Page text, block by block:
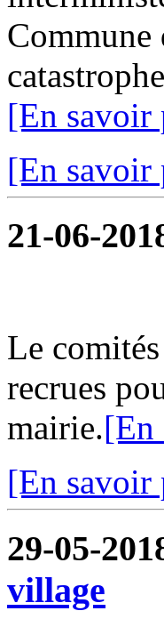
Commune
[En savoir
[En savoir
21-06-
Le
recrues
mairie.[En
[En savoir
29-05-
village